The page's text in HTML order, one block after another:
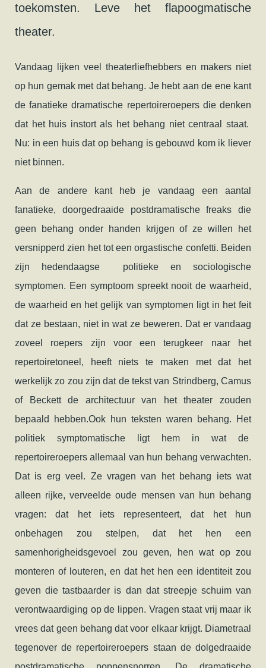
toekomsten. Leve het flapoogmatische
theater.
Vandaag lijken veel theaterliefhebbers en makers niet
op hun gemak met dat behang. Je hebt aan de ene kant
de fanatieke dramatische repertoireroepers die denken
dat het huis instort als het behang niet centraal staat.
Nu: in een huis dat op behang is gebouwd kom ik liever
niet binnen.
Aan de andere kant heb je vandaag een aantal
fanatieke, doorgedraaide postdramatische freaks die
geen behang onder handen krijgen of ze willen het
versnipperd zien het tot een orgastische confetti. Beiden
zijn hedendaagse politieke en sociologische
symptomen. Een symptoom spreekt nooit de waarheid,
de waarheid en het gelijk van symptomen ligt in het feit
dat ze bestaan, niet in wat ze beweren. Dat er vandaag
zoveel roepers zijn voor een terugkeer naar het
repertoiretoneel, heeft niets te maken met dat het
werkelijk zo zou zijn dat de tekst van Strindberg, Camus
of Beckett de architectuur van het theater zouden
bepaald hebben.Ook hun teksten waren behang. Het
politiek symptomatische ligt hem in wat de
repertoireroepers allemaal van hun behang verwachten.
Dat is erg veel. Ze vragen van het behang iets wat
alleen rijke, verveelde oude mensen van hun behang
vragen: dat het iets representeert, dat het hun
onbehagen zou stelpen, dat het hen een
samenhorigheidsgevoel zou geven, hen wat op zou
monteren of louteren, en dat het hen een identiteit zou
geven die tastbaarder is dan dat streepje schuim van
verontwaardiging op de lippen. Vragen staat vrij maar ik
vrees dat geen behang dat voor elkaar krijgt. Diametraal
tegenover de repertoireroepers staan de dolgedraaide